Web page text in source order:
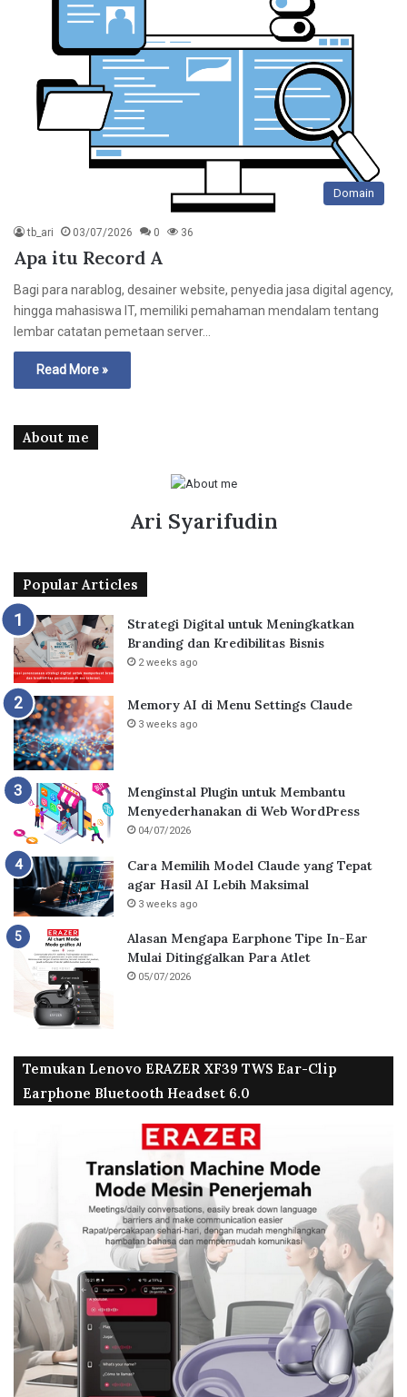
Domain
tb_ari 03/07/2026 0 36
Apa itu Record A
Bagi para narablog, desainer website, penyedia jasa digital agency,
hingga mahasiswa IT, memiliki pemahaman mendalam tentang
lembar catatan pemetaan server…
Read More »
About me
Ari Syarifudin
Popular Articles
Strategi Digital untuk Meningkatkan
Branding dan Kredibilitas Bisnis
2 weeks ago
Memory AI di Menu Settings Claude
3 weeks ago
Menginstal Plugin untuk Membantu
Menyederhanakan di Web WordPress
04/07/2026
Cara Memilih Model Claude yang Tepat
agar Hasil AI Lebih Maksimal
3 weeks ago
Alasan Mengapa Earphone Tipe In-Ear
Mulai Ditinggalkan Para Atlet
05/07/2026
Temukan Lenovo ERAZER XF39 TWS Ear-Clip
Earphone Bluetooth Headset 6.0